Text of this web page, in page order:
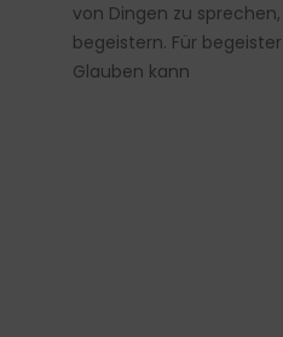
von Dingen zu
begeistern. Für
Glauben kann